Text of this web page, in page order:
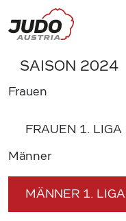
SAISON 2024
Frauen
FRAUEN 1. LIGA
Männer
MÄNNER 1. LIGA